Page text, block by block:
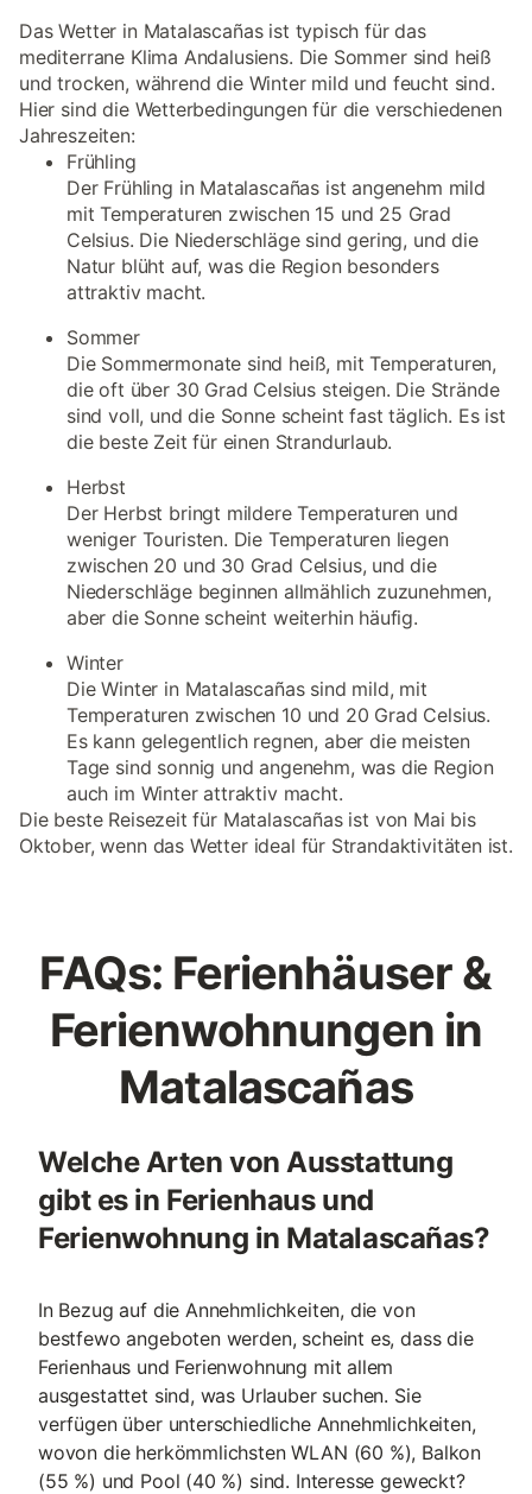
Das Wetter in Matalascañas ist typisch für das
mediterrane Klima Andalusiens. Die Sommer sind heiß
und trocken, während die Winter mild und feucht sind.
Hier sind die Wetterbedingungen für die verschiedenen
Jahreszeiten:
Frühling
Der Frühling in Matalascañas ist angenehm mild
mit Temperaturen zwischen 15 und 25 Grad
Celsius. Die Niederschläge sind gering, und die
Natur blüht auf, was die Region besonders
attraktiv macht.
Sommer
Die Sommermonate sind heiß, mit Temperaturen,
die oft über 30 Grad Celsius steigen. Die Strände
sind voll, und die Sonne scheint fast täglich. Es ist
die beste Zeit für einen Strandurlaub.
Herbst
Der Herbst bringt mildere Temperaturen und
weniger Touristen. Die Temperaturen liegen
zwischen 20 und 30 Grad Celsius, und die
Niederschläge beginnen allmählich zuzunehmen,
aber die Sonne scheint weiterhin häufig.
Winter
Die Winter in Matalascañas sind mild, mit
Temperaturen zwischen 10 und 20 Grad Celsius.
Es kann gelegentlich regnen, aber die meisten
Tage sind sonnig und angenehm, was die Region
auch im Winter attraktiv macht.
Die beste Reisezeit für Matalascañas ist von Mai bis
Oktober, wenn das Wetter ideal für Strandaktivitäten ist.
FAQs: Ferienhäuser &
Ferienwohnungen in
Matalascañas
Welche Arten von Ausstattung
gibt es in Ferienhaus und
Ferienwohnung in Matalascañas?
In Bezug auf die Annehmlichkeiten, die von
bestfewo angeboten werden, scheint es, dass die
Ferienhaus und Ferienwohnung mit allem
ausgestattet sind, was Urlauber suchen. Sie
verfügen über unterschiedliche Annehmlichkeiten,
wovon die herkömmlichsten WLAN (60 %), Balkon
(55 %) und Pool (40 %) sind. Interesse geweckt?